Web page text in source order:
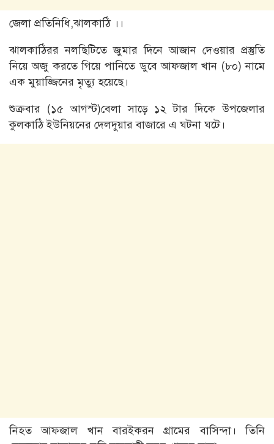
জেলা প্রতিনিধি,ঝালকাঠি ।।
ঝালকাঠিরর নলছিটিতে জুমার দিনে আজান দেওয়ার প্রস্তুতি
নিয়ে অজু করতে গিয়ে পানিতে ডুবে আফজাল খান (৮০) নামে
এক মুয়াজ্জিনের মৃত্যু হয়েছে।
শুক্রবার (১৫ আগস্ট)বেলা সাড়ে ১২ টার দিকে উপজেলার
কুলকাঠি ইউনিয়নের দেলদুয়ার বাজারে এ ঘটনা ঘটে।
নিহত আফজাল খান বারইকরন গ্রামের বাসিন্দা। তিনি